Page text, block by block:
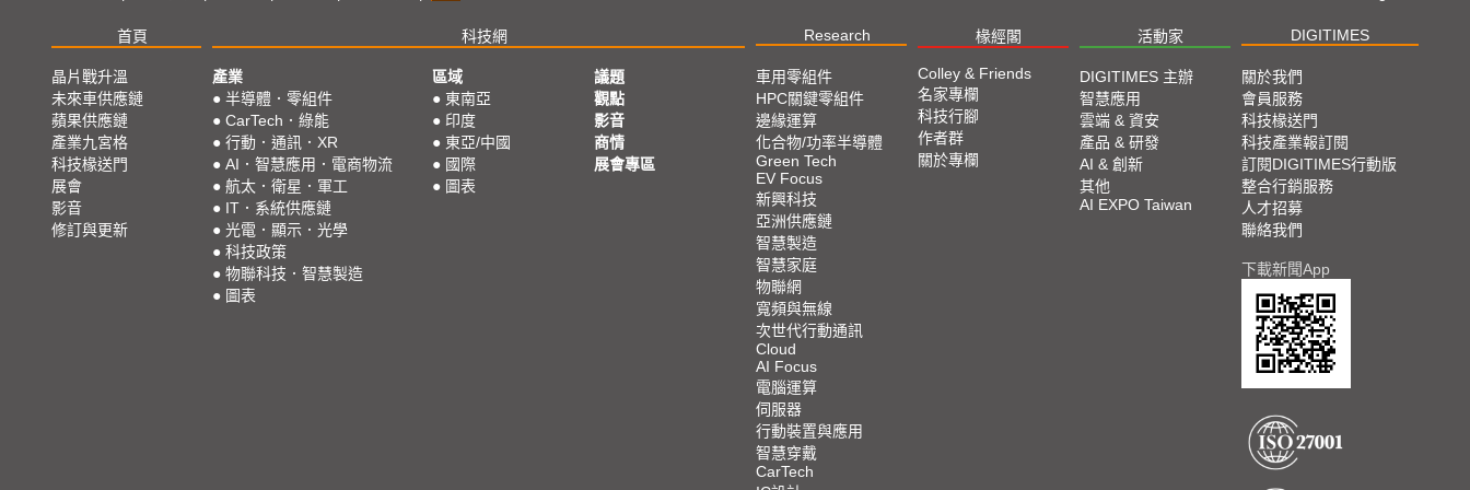
首頁 科技網 Research 椽經閣 活動家 DIGITIMES
晶片戰升溫
未來車供應鏈
蘋果供應鏈
產業九宮格
科技椽送門
展會
影音
修訂與更新
產業
● 半導體．零組件
● CarTech．綠能
● 行動．通訊．XR
● AI．智慧應用．電商物流
● 航太．衛星．軍工
● IT．系統供應鏈
● 光電．顯示．光學
● 科技政策
● 物聯科技．智慧製造
● 圖表
區域
● 東南亞
● 印度
● 東亞/中國
● 國際
● 圖表
議題
觀點
影音
商情
展會專區
車用零組件
HPC關鍵零組件
邊緣運算
化合物/功率半導體
Green Tech
EV Focus
新興科技
亞洲供應鏈
智慧製造
智慧家庭
物聯網
寬頻與無線
次世代行動通訊
Cloud
AI Focus
電腦運算
伺服器
行動裝置與應用
智慧穿戴
CarTech
Colley & Friends
名家專欄
科技行腳
作者群
關於專欄
DIGITIMES 主辦
智慧應用
雲端 & 資安
產品 & 研發
AI & 創新
其他
AI EXPO Taiwan
關於我們
會員服務
科技椽送門
科技產業報訂閱
訂閱DIGITIMES行動版
整合行銷服務
人才招募
聯絡我們
下載新聞App